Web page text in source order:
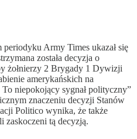
Army Times ukazał się
została decyzja o
żołnierzy 2 Brygady 1 Dywizji
amerykańskich na
niepokojący sygnał polityczny”
znaczeniu decyzji Stanów
Politico wynika, że także
zaskoczeni tą decyzją.